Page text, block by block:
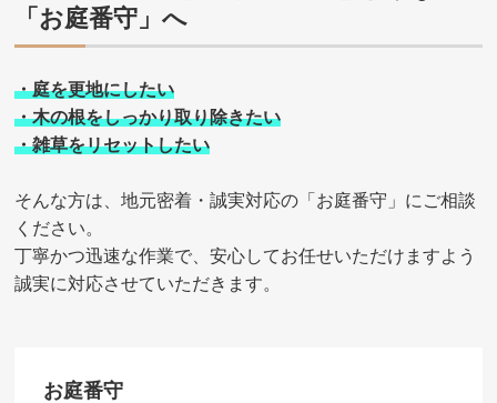
「お庭番守」へ
・庭を更地にしたい
・木の根をしっかり取り除きたい
・雑草をリセットしたい
そんな方は、地元密着・誠実対応の「お庭番守」にご相談
ください。
丁寧かつ迅速な作業で、安心してお任せいただけますよう
誠実に対応させていただきます。
お庭番守